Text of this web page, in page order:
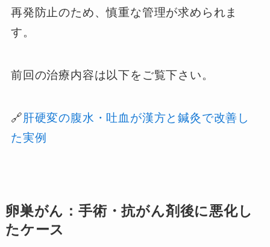
再発防止のため、慎重な管理が求められま
す。
前回の治療内容は以下をご覧下さい。
🔗肝硬変の腹水・吐血が漢方と鍼灸で改善し
た実例
卵巣がん：手術・抗がん剤後に悪化し
たケース